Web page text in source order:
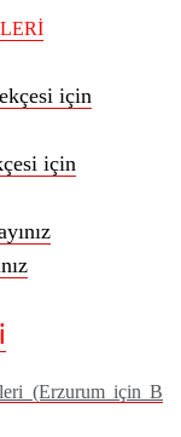
için
için
(Erzurum için B